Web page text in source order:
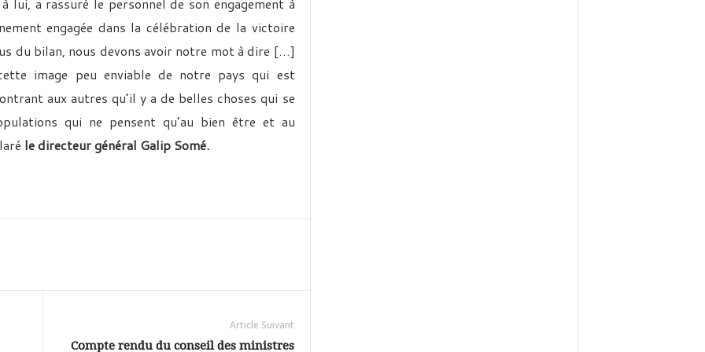
engagée dans la célébration de la victoire
du bilan, nous devons avoir notre mot à dire […]
image peu enviable de notre pays qui est
aux autres qu’il y a de belles choses qui se
qui ne pensent qu’au bien être et au
le directeur général Galip Somé.
Article Suivant
Compte rendu du conseil des ministres